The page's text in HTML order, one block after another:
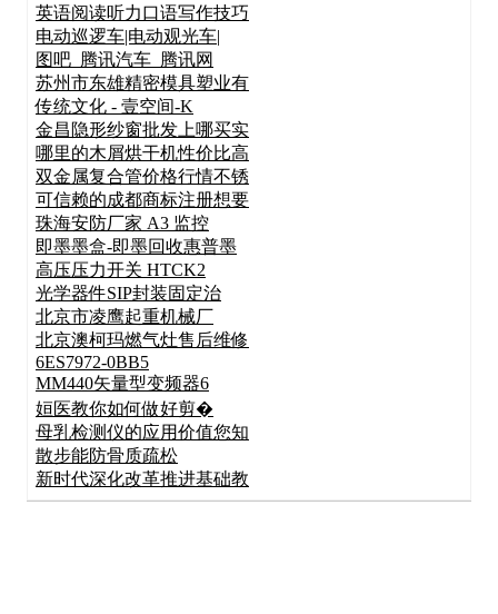
英语阅读听力口语写作技巧
电动巡逻车|电动观光车|
图吧_腾讯汽车_腾讯网
苏州市东雄精密模具塑业有
传统文化 - 壹空间-K
金昌隐形纱窗批发上哪买实
哪里的木屑烘干机性价比高
双金属复合管价格行情不锈
可信赖的成都商标注册想要
珠海安防厂家 A3 监控
即墨墨盒-即墨回收惠普墨
高压压力开关 HTCK2
光学器件SIP封装固定治
北京市凌鹰起重机械厂
北京澳柯玛燃气灶售后维修
6ES7972-0BB5
MM440矢量型变频器6
姮医教你如何做好剪�
母乳检测仪的应用价值您知
散步能防骨质疏松
新时代深化改革推进基础教